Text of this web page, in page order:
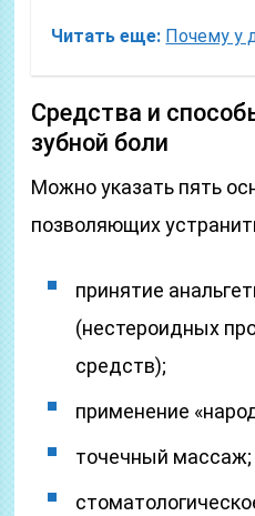
Читать еще: Почему у
Средства и
зубной боли
Можно указать пять
позволяющих
принятие
(нестероидных
средств);
применение
точечный массаж;